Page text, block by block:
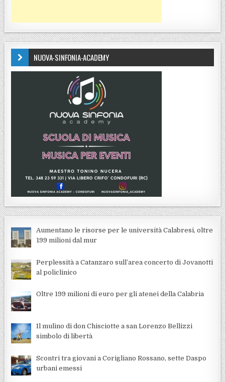
NUOVA-SINFONIA-ACADEMY
Aumentano le risorse per le università Calabresi, oltre
199 milioni dal mur
Perplessità a Catanzaro sull’area concerto di Jovanotti
al policlinico
Oltre 199 milioni di euro per gli atenei della Calabria
Il mulino di don Chisciotte a san Lorenzo Bellizzi
simbolo di libertà
Scontri tra giovani a Corigliano Rossano, sette Daspo
urbani emessi